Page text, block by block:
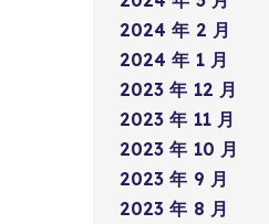
2024 年 2 月
2024 年 1 月
2023 年 12 月
2023 年 11 月
2023 年 10 月
2023 年 9 月
2023 年 8 月